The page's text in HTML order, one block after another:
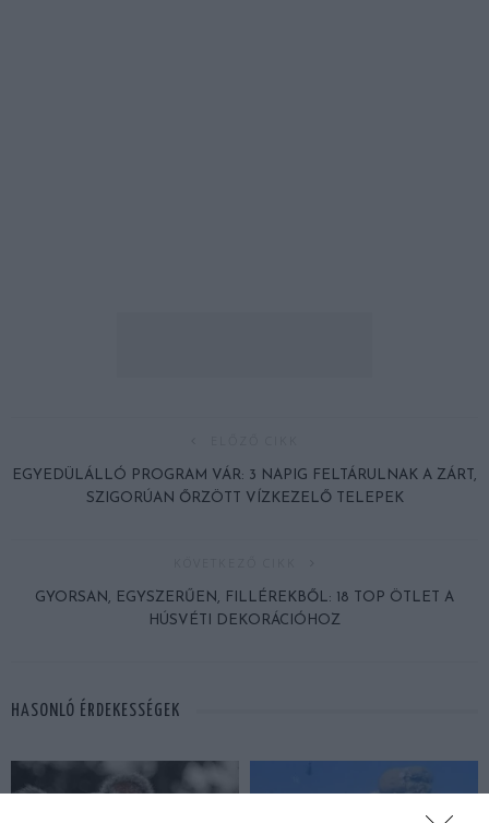
EGYEDÜLÁLLÓ PROGRAM VÁR: 3 NAPIG FELTÁRULNAK A ZÁRT,
SZIGORÚAN ŐRZÖTT VÍZKEZELŐ TELEPEK
GYORSAN, EGYSZERŰEN, FILLÉREKBŐL: 18 TOP ÖTLET A
HÚSVÉTI DEKORÁCIÓHOZ
HASONLÓ ÉRDEKESSÉGEK